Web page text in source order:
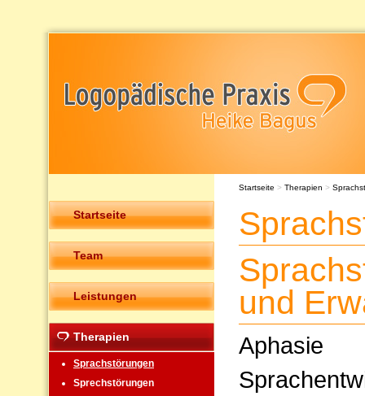
Startseite
Team
Leistungen
Therapien
Sprachstörungen
Sprechstörungen
Startseite > Therapien >
und
Aphasie